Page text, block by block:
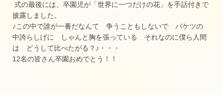
式の最後には、卒園児が「世界に一つだけの花」を手話付きで
披露しました。
♪この中で誰が一番だなんて 争うこともしないで バケツの
中誇らしげに しゃんと胸を張っている それなのに僕ら人間
は どうして比べたがる？♪・・・
12名の皆さん卒園おめでとう！！